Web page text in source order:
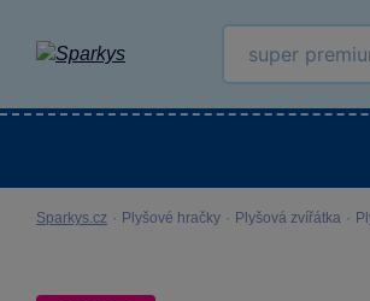
Sparkys.cz · Plyšové hračky · Plyšová zvířátka ·